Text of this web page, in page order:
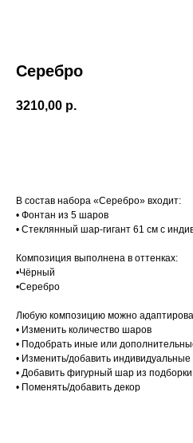
Серебро
3210,00 р.
В состав набора «Серебро» входит:
• Фонтан из 5 шаров
• Стеклянный шар-гигант 61 см с
Композиция выполнена в оттенках:
•Чёрный
•Серебро
Любую композицию можно
• Изменить количество шаров
• Подобрать иные или
• Изменить/добавить
• Добавить фигурный шар из подборки
• Поменять/добавить декор